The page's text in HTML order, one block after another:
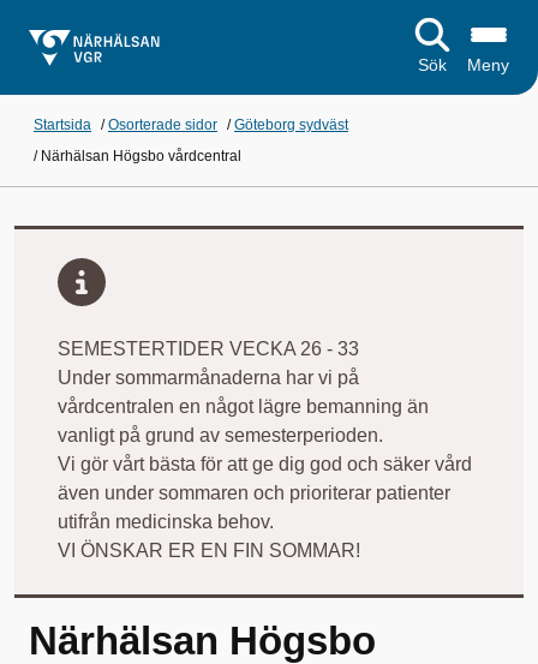
Sök Meny
Startsida /Osorterade sidor /Göteborg sydväst
/ Närhälsan Högsbo vårdcentral
SEMESTERTIDER VECKA 26 - 33
Under sommarmånaderna har vi på
vårdcentralen en något lägre bemanning än
vanligt på grund av semesterperioden.
Vi gör vårt bästa för att ge dig god och säker vård
även under sommaren och prioriterar patienter
utifrån medicinska behov.
VI ÖNSKAR ER EN FIN SOMMAR!
Närhälsan Högsbo